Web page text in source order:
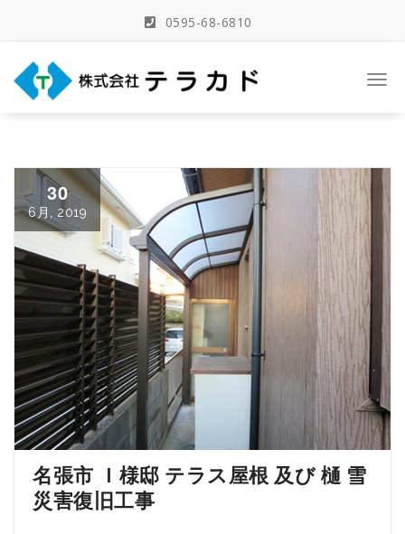
content
0595-68-6810
三重県名張市の建築事務所
30
6月, 2019
名張市 Ｉ様邸 テラス屋根 及び 樋 雪
災害復旧工事